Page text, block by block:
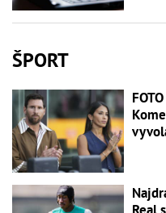
ŠPORT